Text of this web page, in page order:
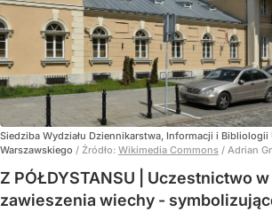
Siedziba Wydziału Dziennikarstwa, Informacji i Bibliologii
Warszawskiego / Źródło: Wikimedia Commons / Adrian
Z PÓŁDYSTANSU | Uczestnictwo
zawieszenia wiechy -